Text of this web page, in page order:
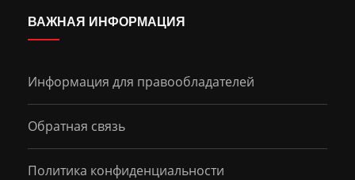
ВАЖНАЯ ИНФОРМАЦИЯ
Информация для правообладателей
Обратная связь
Политика конфиденциальности